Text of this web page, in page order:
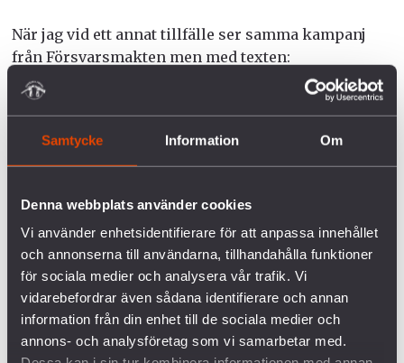
Samtycke Information Om
Denna webbplats använder cookies
Vi använder enhetsidentifierare för att anpassa innehållet
och annonserna till användarna, tillhandahålla funktioner
för sociala medier och analysera vår trafik. Vi
vidarebefordrar även sådana identifierare och annan
information från din enhet till de sociala medier och
annons- och analysföretag som vi samarbetar med.
När jag vid ett annat tillfälle ser samma kampanj
från Försvarsmakten men med texten:
“ALLEMANSRÄTTEN VÄRD ATT FÖRSVARA” hajar jag
till igen. Det är tack vare det militära försvaret som
när vi plockar svamp och blåbär. Det svenska
försvaret har dock, precis som militärer över hela
släppa ut mer, och mer kontrollerat än andra
sektorer i vårt samhälle, använda gifter som för
andra för länge sedan är förbjudna och stoppa
miljöprojekt och vindkraftverk med särskilda
veton.
Hur allemansrätten påverkas av det militära avtalet